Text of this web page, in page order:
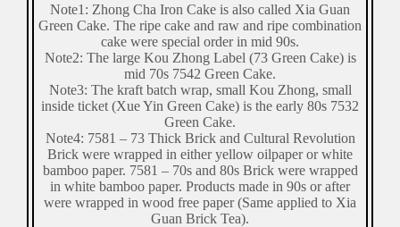
Note1: Zhong Cha Iron Cake is also called Xia Guan
Green Cake. The ripe cake and raw and ripe combination
cake were special order in mid 90s.
Note2: The large Kou Zhong Label (73 Green Cake) is
mid 70s 7542 Green Cake.
Note3: The kraft batch wrap, small Kou Zhong, small
inside ticket (Xue Yin Green Cake) is the early 80s 7532
Green Cake.
Note4: 7581 – 73 Thick Brick and Cultural Revolution
Brick were wrapped in either yellow oilpaper or white
bamboo paper. 7581 – 70s and 80s Brick were wrapped
in white bamboo paper. Products made in 90s or after
were wrapped in wood free paper (Same applied to Xia
Guan Brick Tea).